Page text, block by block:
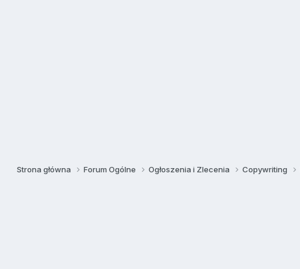
Strona główna Forum Ogólne Ogłoszenia i Zlecenia Copywriting